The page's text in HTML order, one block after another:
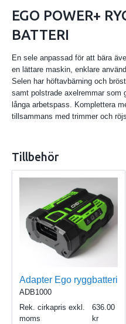
EGO POWER+
BATTERI
En sele anpassad för att bära
en lättare maskin, enklare
Selen har höftavbärning och
samt polstrade axelremmar som
långa arbetspass. Komplettera
tillsammans med trimmer och
Tillbehör
Adapter Ego ryggbatteri
ADB1000
Rek. cirkapris exkl.
moms
636.00